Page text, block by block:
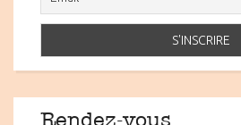
Rendez-vous